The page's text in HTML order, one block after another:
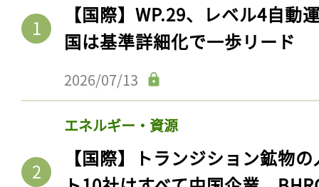
【国際】WP.29、レベル4自動
国は基準詳細化で一歩リード
2026/07/13
エネルギー・資源
【国際】トランジション鉱物